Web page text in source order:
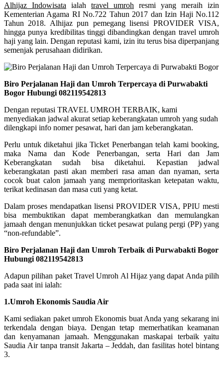
Alhijaz Indowisata ialah travel umroh resmi yang meraih izin
Kementerian Agama RI No.722 Tahun 2017 dan Izin Haji No.112
Tahun 2018. Alhijaz pun pemegang lisensi PROVIDER VISA,
hingga punya kredibilitas tinggi dibandingkan dengan travel umroh
haji yang lain. Dengan reputasi kami, izin itu terus bisa diperpanjang
semenjak perusahaan didirikan.
Biro Perjalanan Haji dan Umroh Terpercaya di Purwabakti
Bogor Hubungi 082119542813
Dengan reputasi TRAVEL UMROH TERBAIK, kami
menyediakan jadwal akurat setiap keberangkatan umroh yang sudah
dilengkapi info nomer pesawat, hari dan jam keberangkatan.
Perlu untuk diketahui jika Ticket Penerbangan telah kami booking,
maka Nama dan Kode Penerbangan, serta Hari dan Jam
Keberangkatan sudah bisa diketahui. Kepastian jadwal
keberangkatan pasti akan memberi rasa aman dan nyaman, serta
cocok buat calon jamaah yang memprioritaskan ketepatan waktu,
terikat kedinasan dan masa cuti yang ketat.
Dalam proses mendapatkan lisensi PROVIDER VISA, PPIU mesti
bisa membuktikan dapat memberangkatkan dan memulangkan
jamaah dengan menunjukkan ticket pesawat pulang pergi (PP) yang
“non-refundable”.
Biro Perjalanan Haji dan Umroh Terbaik di Purwabakti Bogor
Hubungi 082119542813
Adapun pilihan paket Travel Umroh Al Hijaz yang dapat Anda pilih
pada saat ini ialah:
1.Umroh Ekonomis Saudia Air
Kami sediakan paket umroh Ekonomis buat Anda yang sekarang ini
terkendala dengan biaya. Dengan tetap memerhatikan keamanan
dan kenyamanan jamaah. Menggunakan maskapai terbaik yaitu
Saudia Air tanpa transit Jakarta – Jeddah, dan fasilitas hotel bintang
3.